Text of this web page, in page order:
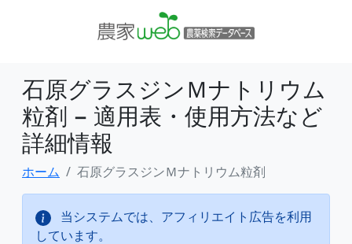
石原グラスジンＭナトリウム
粒剤 − 適用表・使用方法など
詳細情報
ホーム 石原グラスジンＭナトリウム粒剤
当システムでは、アフィリエイト広告を利用
しています。